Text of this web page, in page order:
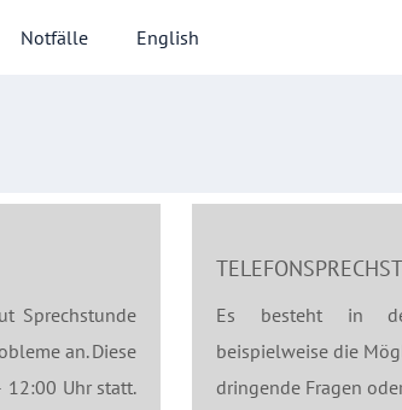
Notfälle English
Sprechstunde
an. Diese
12:00 Uhr statt.
Es besteht in
beispielweise die
dringende Fragen